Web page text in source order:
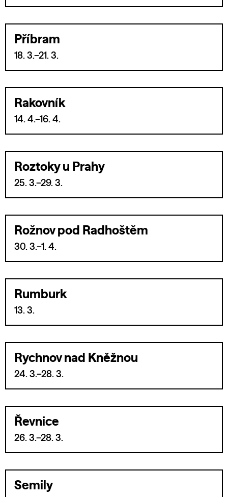
Příbram
18. 3.–21. 3.
Rakovník
14. 4.–16. 4.
Roztoky u Prahy
25. 3.–29. 3.
Rožnov pod Radhoštěm
30. 3.–1. 4.
Rumburk
13. 3.
Rychnov nad Kněžnou
24. 3.–28. 3.
Řevnice
26. 3.–28. 3.
Semily